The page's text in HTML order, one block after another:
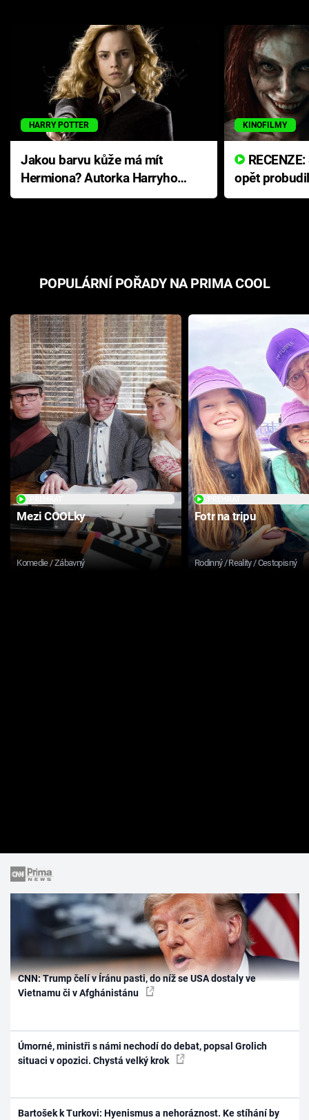
HARRY POTTER
Jakou barvu kůže má mít
Hermiona? Autorka Harryho
Pottera přišla s ráznou
KINOFILMY
opět
přichází s
POPULÁRNÍ POŘADY NA PRIMA COOL
Mezi COOLky
Komedie / Zábavný
Fotr na tripu
Rodinný / Reality / Cestopisný
CNN: Trump čelí v Íránu pasti, do níž se USA dostaly ve
Vietnamu či v Afghánistánu
Úmorné, ministři s námi nechodí do debat, popsal Grolich
situaci v opozici. Chystá velký krok
Bartošek k Turkovi: Hyenismus a nehoráznost. Ke stíhání by